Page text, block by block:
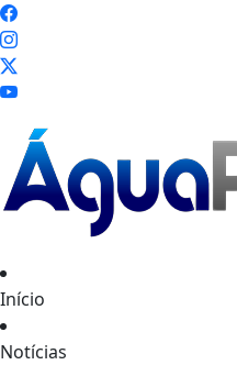
Início
Notícias